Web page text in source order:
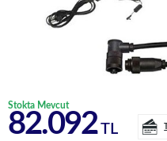
Stokta Mevcut
82.092TL